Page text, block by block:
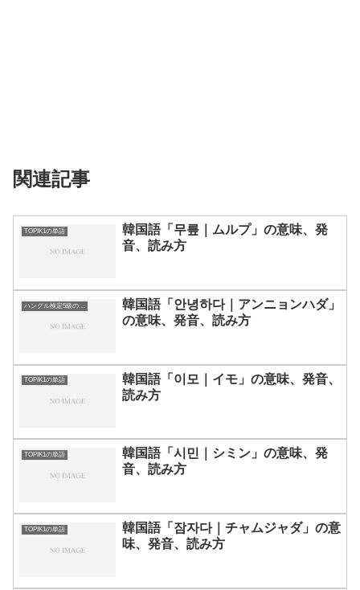
関連記事
TOPIK1の単語
韓国語「무릎｜ムルプ」の意味、発
音、読み方
ハングル検定5級の単語
韓国語「안녕하다｜アンニョンハダ」
の意味、発音、読み方
TOPIK1の単語
韓国語「이모｜イモ」の意味、発音、
読み方
TOPIK1の単語
韓国語「시민｜シミン」の意味、発
音、読み方
TOPIK1の単語
韓国語「잠자다｜チャムジャダ」の意
味、発音、読み方